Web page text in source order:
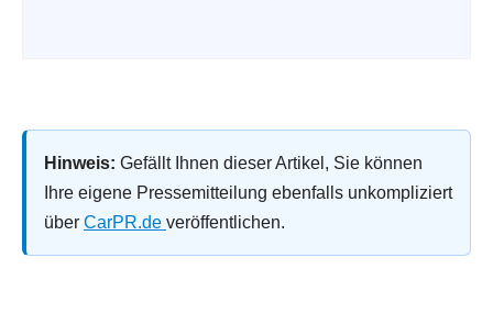
Hinweis: Gefällt Ihnen dieser Artikel, Sie können
Ihre eigene Pressemitteilung ebenfalls unkompliziert
über CarPR.de veröffentlichen.